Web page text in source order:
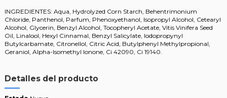
INGREDIENTES: Aqua, Hydrolyzed Corn Starch, Behentrimonium
Chloride, Panthenol, Parfum, Phenoxyethanol, Isopropyl Alcohol, Cetearyl
Alcohol, Glycerin, Benzyl Alcohol, Tocopheryl Acetate, Vitis Vinifera Seed
Oil, Linalool, Hexyl Cinnamal, Benzyl Salicylate, Iodopropynyl
Butylcarbamate, Citronellol, Citric Acid, Butylphenyl Methylpropional,
Geraniol, Alpha-Isomethyl Ionone, Ci 42090, Ci 19140.
Detalles del producto